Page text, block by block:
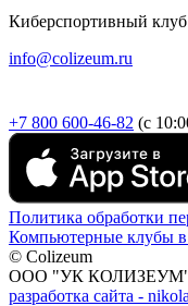
Киберспортивный
info@colizeum.ru
+7 800 600-46-82 (с
Политика обработки
Компьютерные клубы
© Colizeum
ООО "УК КОЛИЗЕУМ",
разработка сайта -